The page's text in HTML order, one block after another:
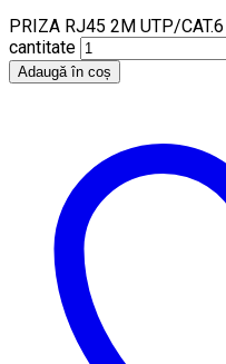
PRIZA RJ45 2M UTP/
cantitate
Adaugă în coș